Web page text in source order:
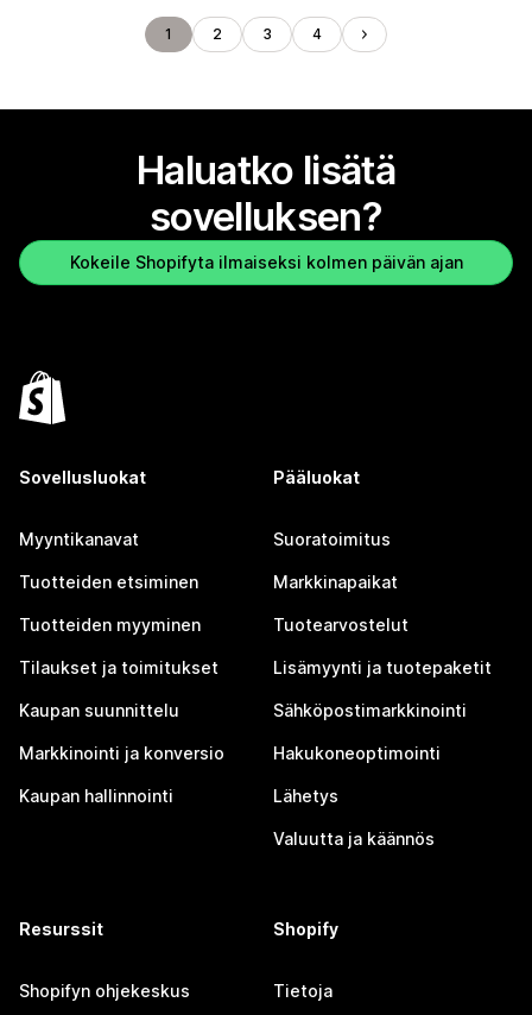
1 2 3 4
Haluatko lisätä
sovelluksen?
Kokeile Shopifyta ilmaiseksi kolmen päivän ajan
Sovellusluokat
Myyntikanavat
Tuotteiden etsiminen
Tuotteiden myyminen
Tilaukset ja toimitukset
Kaupan suunnittelu
Markkinointi ja konversio
Kaupan hallinnointi
Pääluokat
Suoratoimitus
Markkinapaikat
Tuotearvostelut
Lisämyynti ja tuotepaketit
Sähköpostimarkkinointi
Hakukoneoptimointi
Lähetys
Valuutta ja käännös
Resurssit
Shopifyn ohjekeskus
Shopify
Tietoja